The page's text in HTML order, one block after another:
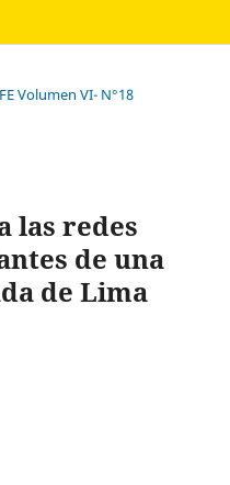
Volumen VI- N°18
las redes
de una
de Lima